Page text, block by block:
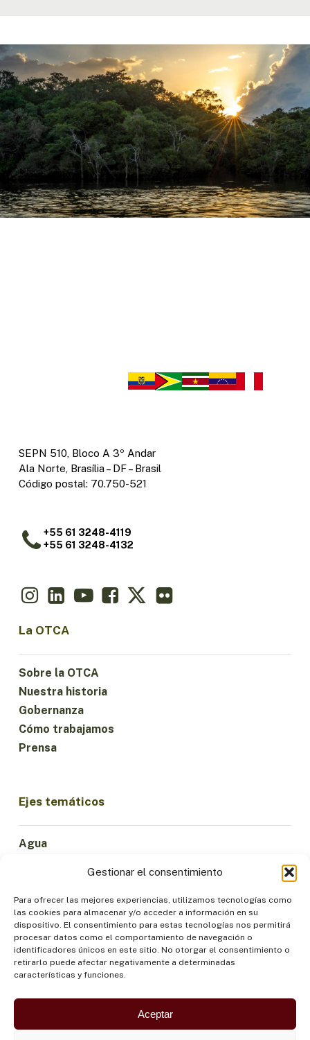
Gestionar el consentimiento
Para ofrecer las mejores experiencias, utilizamos tecnologías como
las cookies para almacenar y/o acceder a información en su
dispositivo. El consentimiento para estas tecnologías nos permitirá
procesar datos como el comportamiento de navegación o
identificadores únicos en este sitio. No otorgar el consentimiento o
retirarlo puede afectar negativamente a determinadas
características y funciones.
Aceptar
SEPN 510, Bloco A 3º Andar
Ala Norte, Brasília – DF – Brasil
Código postal: 70.750-521
+55 61 3248-4119
+55 61 3248-4132
La OTCA
Sobre la OTCA
Nuestra historia
Gobernanza
Cómo trabajamos
Prensa
Ejes temáticos
Agua
Economía Sostenible
Bosques y Biodiversidad
Institucionalidad
Participación
Pueblos Indígenas